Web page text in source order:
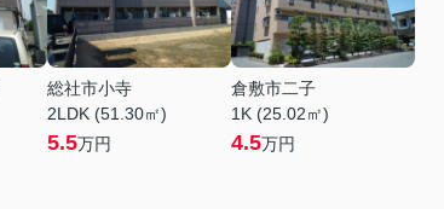
総社市小寺
2LDK (51.30㎡)
5.5万円
倉敷市二子
1K (25.02㎡)
4.5万円